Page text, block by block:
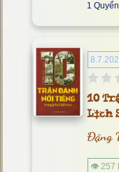
1 Quyển
10
Lịch
Đặng
👁 257